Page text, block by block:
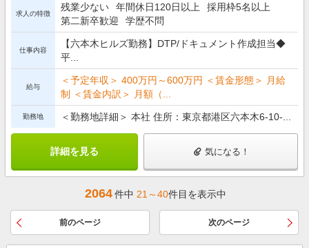
求人の特徴
残業少ない 年間休日120日以上
採用枠5名以上
第二新卒歓迎
学歴不問
仕事内容
【六本木ヒルズ勤務】DTP/ドキュメント作成担当◆
平...
給与
＜予定年収＞ 400万円～600万円 ＜賃金形態＞ 月給
制 ＜賃金内訳＞ 月額（...
勤務地 ＜勤務地詳細＞ 本社 住所：東京都港区六本木6-10-...
詳細を見る 気になる！
2064件中 21～40件目を表示中
前のページ 次のページ